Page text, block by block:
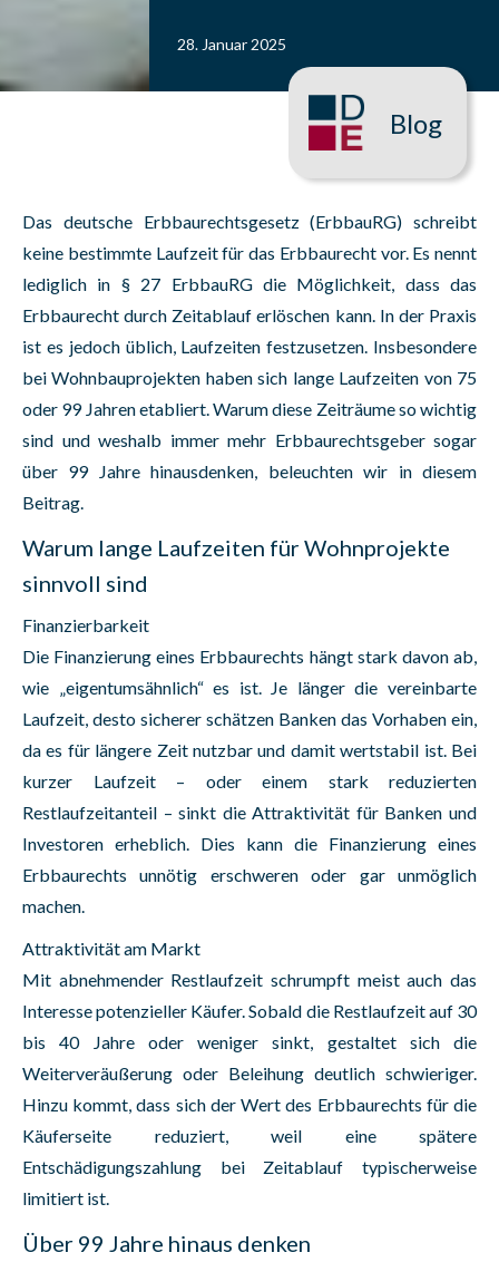
28. Januar 2025
Blog
Das deutsche Erbbaurechtsgesetz (ErbbauRG) schreibt
keine bestimmte Laufzeit für das Erbbaurecht vor. Es nennt
lediglich in § 27 ErbbauRG die Möglichkeit, dass das
Erbbaurecht durch Zeitablauf erlöschen kann. In der Praxis
ist es jedoch üblich, Laufzeiten festzusetzen. Insbesondere
bei Wohnbauprojekten haben sich lange Laufzeiten von 75
oder 99 Jahren etabliert. Warum diese Zeiträume so wichtig
sind und weshalb immer mehr Erbbaurechtsgeber sogar
über 99 Jahre hinausdenken, beleuchten wir in diesem
Beitrag.
Warum lange Laufzeiten für Wohnprojekte
sinnvoll sind
Finanzierbarkeit
Die Finanzierung eines Erbbaurechts hängt stark davon ab,
wie „eigentumsähnlich“ es ist. Je länger die vereinbarte
Laufzeit, desto sicherer schätzen Banken das Vorhaben ein,
da es für längere Zeit nutzbar und damit wertstabil ist. Bei
kurzer Laufzeit – oder einem stark reduzierten
Restlaufzeitanteil – sinkt die Attraktivität für Banken und
Investoren erheblich. Dies kann die Finanzierung eines
Erbbaurechts unnötig erschweren oder gar unmöglich
machen.
Attraktivität am Markt
Mit abnehmender Restlaufzeit schrumpft meist auch das
Interesse potenzieller Käufer. Sobald die Restlaufzeit auf 30
bis 40 Jahre oder weniger sinkt, gestaltet sich die
Weiterveräußerung oder Beleihung deutlich schwieriger.
Hinzu kommt, dass sich der Wert des Erbbaurechts für die
Käuferseite reduziert, weil eine spätere
Entschädigungszahlung bei Zeitablauf typischerweise
limitiert ist.
Über 99 Jahre hinaus denken